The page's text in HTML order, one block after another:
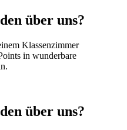
über uns?
Klassenzimmer
in wunderbare
über uns?